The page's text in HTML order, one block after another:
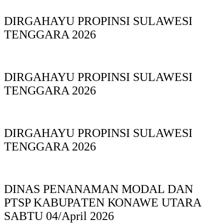
DIRGAHAYU PROPINSI SULAWESI
TENGGARA 2026
DIRGAHAYU PROPINSI SULAWESI
TENGGARA 2026
DIRGAHAYU PROPINSI SULAWESI
TENGGARA 2026
DINAS PΕΝΑΝΑΜAN MODAL DAN
PTSP KABUPAΤΕΝ ΚΟNAWE UTARA
SABTU 04/April 2026